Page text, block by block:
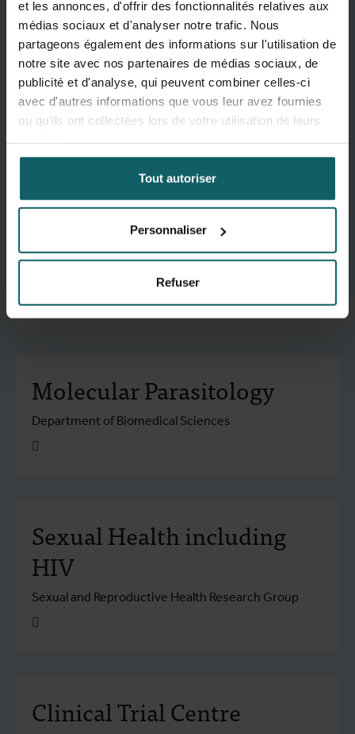
et les annonces, d'offrir des fonctionnalités relatives aux
médias sociaux et d'analyser notre trafic. Nous
partageons également des informations sur l'utilisation de
notre site avec nos partenaires de médias sociaux, de
publicité et d'analyse, qui peuvent combiner celles-ci
avec d'autres informations que vous leur avez fournies
ou qu'ils ont collectées lors de votre utilisation de leurs
Tout autoriser
Personnaliser
Refuser
Plus d'info
Mycobacteriology
Department of Biomedical Sciences
Plus d'info
Entomology
Department of Biomedical Sciences
Plus d'info
Molecular Parasitology
Department of Biomedical Sciences
Plus d'info
Sexual Health including
HIV
Sexual and Reproductive Health Research Group
Plus d'info
Clinical Trial Centre